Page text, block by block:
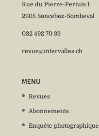
Rue du Pierre-Pertuis 1
2605 Sonceboz-Sombeval
032 492 70 33
revue@intervalles.ch
MENU
Revues
Abonnements
Enquête photographique